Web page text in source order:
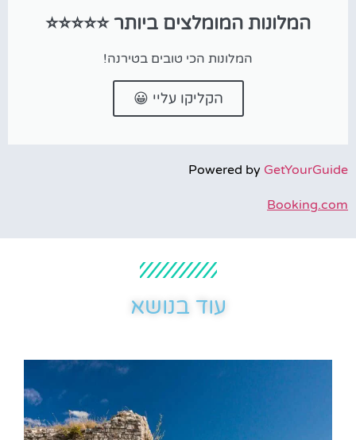
המלונות המומלצים ביותר ⭐⭐⭐⭐⭐
המלונות הכי טובים בטירנה!
הקליקו עליי 😀
Powered by GetYourGuide
Booking.com
עוד בנושא